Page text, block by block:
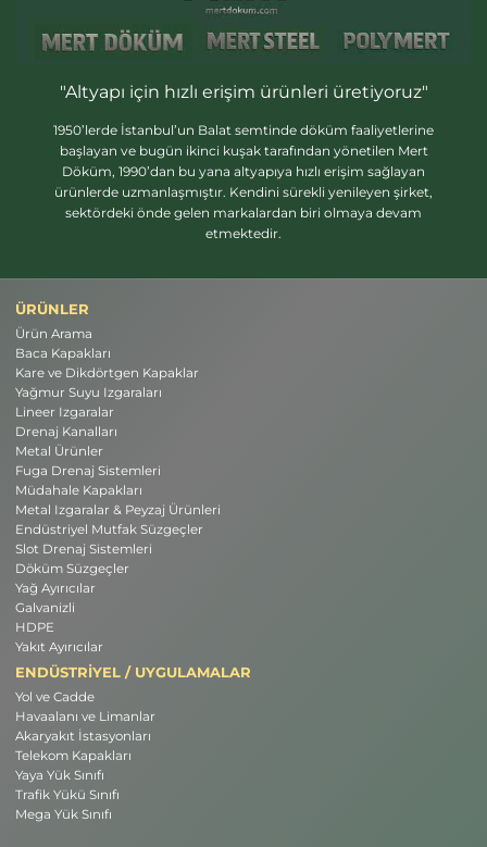
"Altyapı için hızlı erişim ürünleri üretiyoruz"
1950’lerde İstanbul’un Balat semtinde döküm faaliyetlerine
başlayan ve bugün ikinci kuşak tarafından yönetilen Mert
Döküm, 1990’dan bu yana altyapıya hızlı erişim sağlayan
ürünlerde uzmanlaşmıştır. Kendini sürekli yenileyen şirket,
sektördeki önde gelen markalardan biri olmaya devam
etmektedir.
ÜRÜNLER
Ürün Arama
Baca Kapakları
Kare ve Dikdörtgen Kapaklar
Yağmur Suyu Izgaraları
Lineer Izgaralar
Drenaj Kanalları
Metal Ürünler
Fuga Drenaj Sistemleri
Müdahale Kapakları
Metal Izgaralar & Peyzaj Ürünleri
Endüstriyel Mutfak Süzgeçler
Slot Drenaj Sistemleri
Döküm Süzgeçler
Yağ Ayırıcılar
Galvanizli
HDPE
Yakıt Ayırıcılar
ENDÜSTRİYEL / UYGULAMALAR
Yol ve Cadde
Havaalanı ve Limanlar
Akaryakıt İstasyonları
Telekom Kapakları
Yaya Yük Sınıfı
Trafik Yükü Sınıfı
Mega Yük Sınıfı